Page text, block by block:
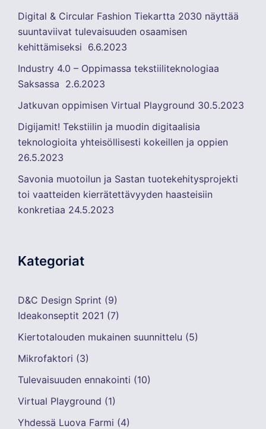
Digital & Circular Fashion Tiekartta 2030 näyttää
suuntaviivat tulevaisuuden osaamisen
kehittämiseksi 6.6.2023
Industry 4.0 – Oppimassa tekstiiliteknologiaa
Saksassa 2.6.2023
Jatkuvan oppimisen Virtual Playground 30.5.2023
Digijamit! Tekstiilin ja muodin digitaalisia
teknologioita yhteisöllisesti kokeillen ja oppien
26.5.2023
Savonia muotoilun ja Sastan tuotekehitysprojekti
toi vaatteiden kierrätettävyyden haasteisiin
konkretiaa 24.5.2023
Kategoriat
D&C Design Sprint (9)
Ideakonseptit 2021 (7)
Kiertotalouden mukainen suunnittelu (5)
Mikrofaktori (3)
Tulevaisuuden ennakointi (10)
Virtual Playground (1)
Yhdessä Luova Farmi (4)